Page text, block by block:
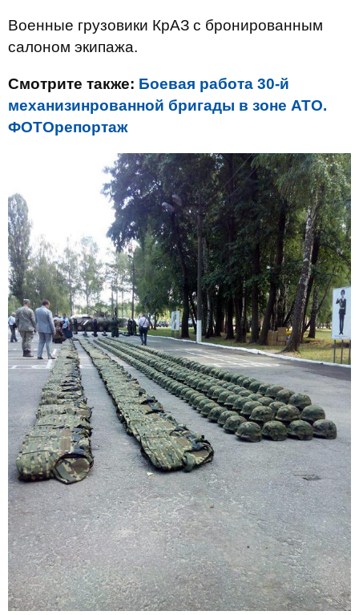
Военные грузовики КрАЗ с бронированным
салоном экипажа.
Смотрите также: Боевая работа 30-й
механизинрованной бригады в зоне АТО.
ФОТОрепортаж